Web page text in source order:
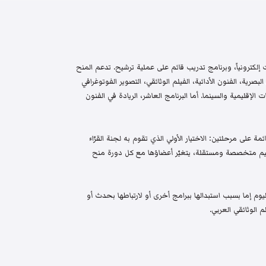
وبرنامج تدريب قائم على عملية ترشيح. تدعم المنح
الفنون الأدائية، الفيلم الوثائقي، التصوير الفوتوغرافي
والسينما. أما البرنامج العاشر، الريادة في الفنون
قائمة على مرحلتين: الاختيار الأولي الذي تقوم به لجنة القرّاء
متخصصة ومستقلة، يتغيّر أعضاؤها مع كل دورة منح
إما بسبب استبدالها ببرامج أخرى أو لارتباطها بحدث أو
الوثائقي العربي.